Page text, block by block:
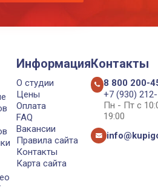
Информация
О студии
Цены
Оплата
FAQ
Вакансии
Правила сайта
Контакты
Карта сайта
Контакты
8 800 200-
+7 (930)
Пн - Пт с
19:00